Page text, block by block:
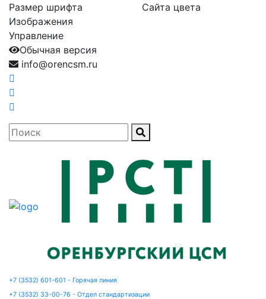
Размер шрифта
Сайта цвета
Изображения
Управление
Обычная версия
info@orencsm.ru
+7 (3532) 601-601 - Горячая линия
+7 (3532) 33-00-76 - Отдел стандартизации